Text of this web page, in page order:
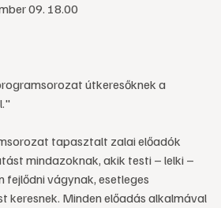
09. 18.00
útkeresőknek a
tapasztalt zalai előadók
mindazoknak, akik testi – lelki –
fejlődni vágynak, esetleges
keresnek. Minden előadás alkalmával